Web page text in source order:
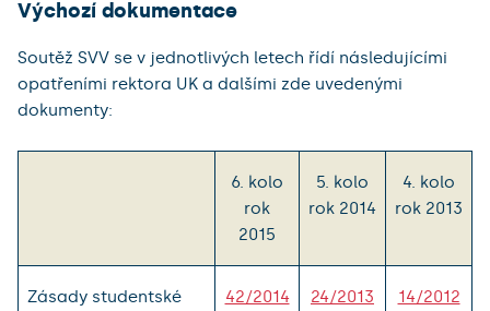
Výchozí dokumentace
Soutěž SVV se v jednotlivých letech řídí následujícími
opatřeními rektora UK a dalšími zde uvedenými
dokumenty:
6. kolo
rok
2015
5. kolo
rok 2014
4. kolo
rok 2013
Zásady studentské
42/2014 24/2013 14/2012